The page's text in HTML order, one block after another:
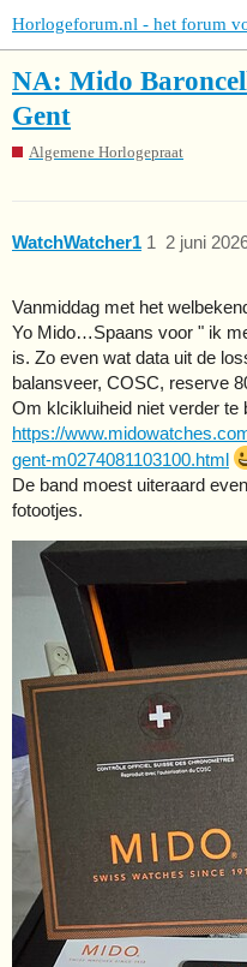
Horlogeforum.nl - het forum
NA: Mido
Gent
Algemene Horlogepraat
WatchWatcher1 2 juni
1
Vanmiddag met het
Yo Mido…Spaans voor " ik
is. Zo even wat data uit de
balansveer, COSC, reserve
Om klcikluiheid niet verder
https://
gent-m0274081103100.html
De band moest uiteraard
fotootjes.